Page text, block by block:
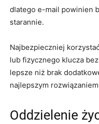
dlatego e-mail powinien
starannie.
Najbezpieczniej
lub fizycznego klucza
lepsze niż brak
najlepszym
Oddzielenie